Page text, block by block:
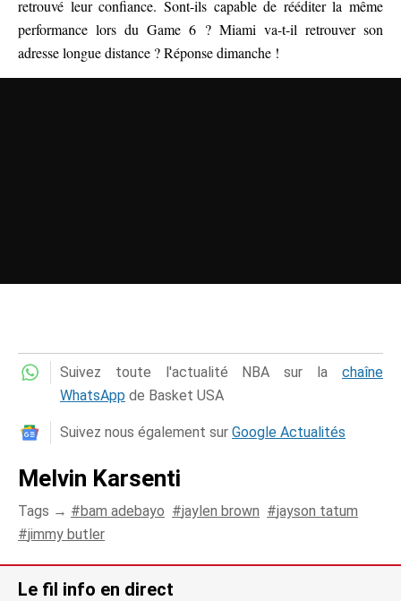
retrouvé leur confiance. Sont-ils capable de rééditer la même
performance lors du Game 6 ? Miami va-t-il retrouver son
adresse longue distance ? Réponse dimanche !
Suivez toute l'actualité NBA sur la chaîne
WhatsApp de Basket USA
Suivez nous également sur Google Actualités
Melvin Karsenti
Tags → bam adebayo jaylen brown
jayson tatum
jimmy butler
Le fil info en direct